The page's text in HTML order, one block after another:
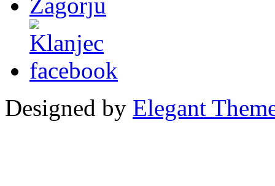
Designed by Elegant